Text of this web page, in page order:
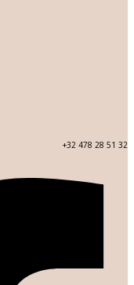
+32 478 28 51 32